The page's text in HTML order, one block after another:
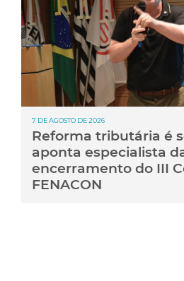
7 DE AGOSTO DE 2026
Reforma tributária é
aponta especialista
encerramento do III
FENACON